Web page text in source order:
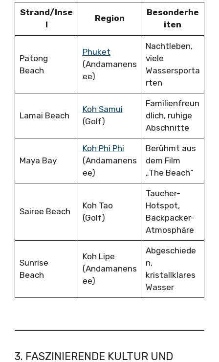
Strand/Inse
l
Region
Besonderhe
iten
Patong
Beach
Phuket
(Andamanens
ee)
Nachtleben,
viele
Wassersporta
rten
Lamai Beach
Koh Samui
(Golf)
Familienfreun
dlich, ruhige
Abschnitte
Maya Bay
Koh Phi Phi
(Andamanens
ee)
Berühmt aus
dem Film
„The Beach“
Sairee Beach
Koh Tao
(Golf)
Taucher-
Hotspot,
Backpacker-
Atmosphäre
Sunrise
Beach
Koh Lipe
(Andamanens
ee)
Abgeschiede
n,
kristallklares
Wasser
3. FASZINIERENDE KULTUR UND